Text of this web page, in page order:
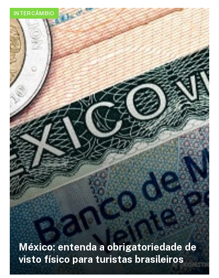
INTERCÂMBIO
México: entenda a obrigatoriedade de
visto físico para turistas brasileiros